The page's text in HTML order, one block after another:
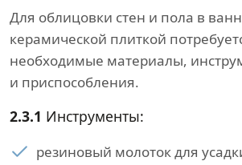
Для облицовки стен и пола в
керамической плиткой
необходимые материалы,
и приспособления.
2.3.1 Инструменты:
резиновый молоток для